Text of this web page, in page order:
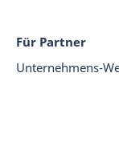
Für Partner
Unternehmens-